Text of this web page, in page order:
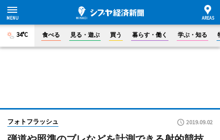
34°C 食べる 見る・遊ぶ 買う 暮らす・働く 学ぶ・知る
フォトフラッシュ 2019.09.02